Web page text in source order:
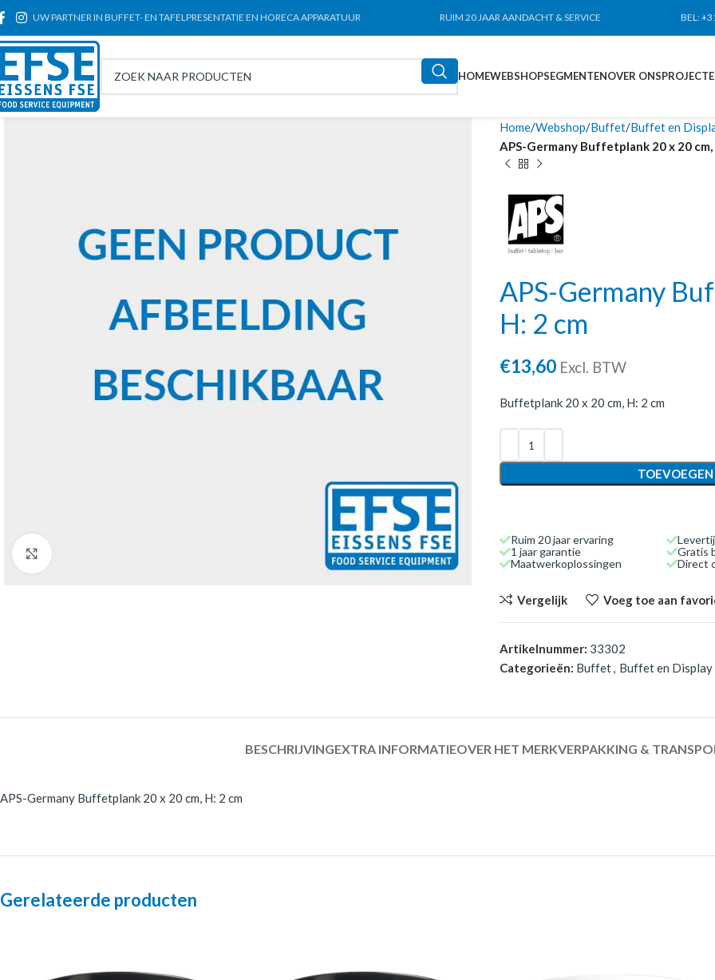
UW PARTNER IN BUFFET- EN TAFELPRESENTATIE EN HORECA APPARATUUR RUIM 20 JAAR AANDACHT & SERVICE BEL:
HOMEWEBSHOPSEGMENTENOVER ONS
Home Webshop Buffet Buffet en
APS-Germany Buffetplank 20 x 20 cm,
APS-Germany
H: 2 cm
€13,60 Excl. BTW
Buffetplank 20 x 20 cm, H: 2 cm
Ruim 20 jaar ervaring
1 jaar garantie
Maatwerkoplossingen
Gratis
Direct
Vergelijk Voeg toe aan
Artikelnummer: 33302
Categorieën: Buffet, Buffet en Display
BESCHRIJVINGEXTRA INFORMATIEOVER HET MERKVERPAKKING &
APS-Germany Buffetplank 20 x 20 cm, H: 2 cm
Gerelateerde producten